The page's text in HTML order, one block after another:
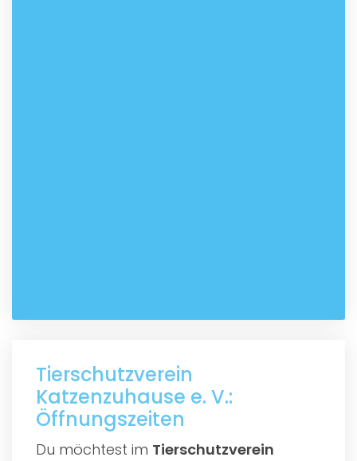
Tierschutzverein
Katzenzuhause e. V.:
Öffnungszeiten
Du möchtest im Tierschutzverein